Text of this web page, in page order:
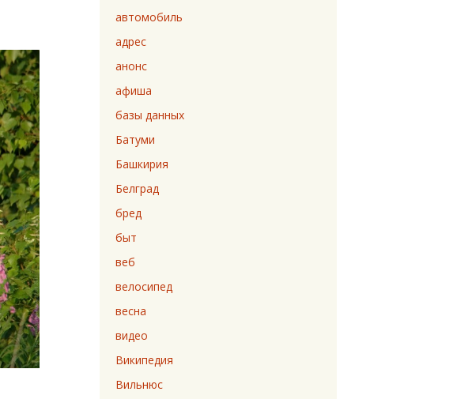
автомобиль
адрес
анонс
афиша
базы данных
Батуми
Башкирия
Белград
бред
быт
веб
велосипед
весна
видео
Википедия
Вильнюс